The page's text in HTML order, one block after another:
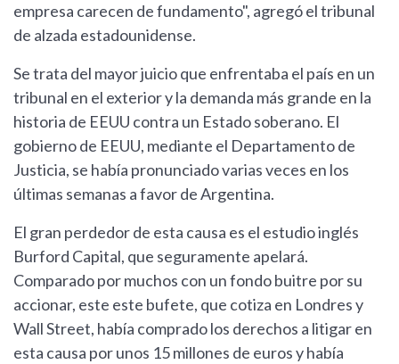
empresa carecen de fundamento", agregó el tribunal
de alzada estadounidense.
Se trata del mayor juicio que enfrentaba el país en un
tribunal en el exterior y la demanda más grande en la
historia de EEUU contra un Estado soberano. El
gobierno de EEUU, mediante el Departamento de
Justicia, se había pronunciado varias veces en los
últimas semanas a favor de Argentina.
El gran perdedor de esta causa es el estudio inglés
Burford Capital, que seguramente apelará.
Comparado por muchos con un fondo buitre por su
accionar, este este bufete, que cotiza en Londres y
Wall Street, había comprado los derechos a litigar en
esta causa por unos 15 millones de euros y había